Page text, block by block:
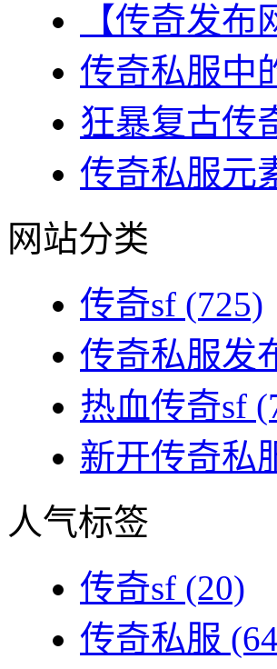
【传奇发
传奇私服中
狂暴复古传
传奇私服元
网站分类
传奇sf (725)
传奇私服发
热血传奇sf
新开传奇私
人气标签
传奇sf (20)
传奇私服